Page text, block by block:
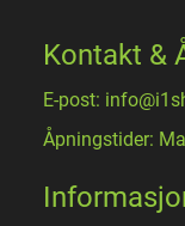
Kontakt &
E-post:
Åpningstider: